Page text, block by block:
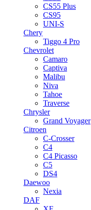
CS55 Plus
CS95
UNI-S
Chery
Tiggo 4 Pro
Chevrolet
Camaro
Captiva
Malibu
Niva
Tahoe
Traverse
Chrysler
Grand Voyager
Citroen
C-Crosser
C4
C4 Picasso
C5
DS4
Daewoo
Nexia
DAF